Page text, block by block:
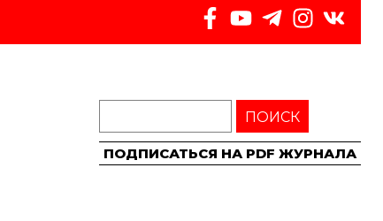
ПОИСК
ПОДПИСАТЬСЯ НА PDF ЖУРНАЛА